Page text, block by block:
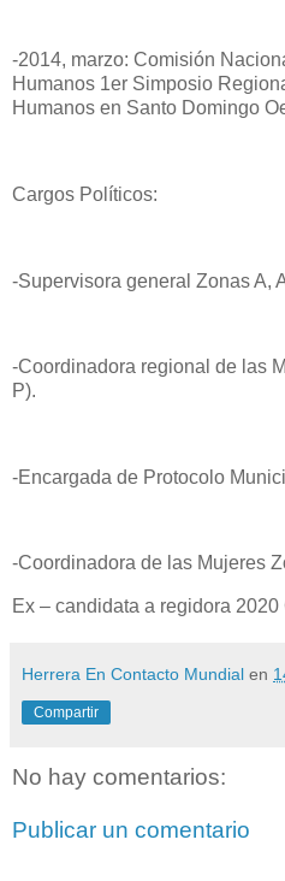
-2014, marzo: Comisión
Humanos 1er Simposio
Humanos en Santo Domingo
Cargos Políticos:
-Supervisora general Zonas A,
-Coordinadora regional de las
P).
-Encargada de Protocolo
-Coordinadora de las Mujeres
Ex – candidata a regidora
Herrera En Contacto Mundial en
Compartir
No hay comentarios:
Publicar un comentario